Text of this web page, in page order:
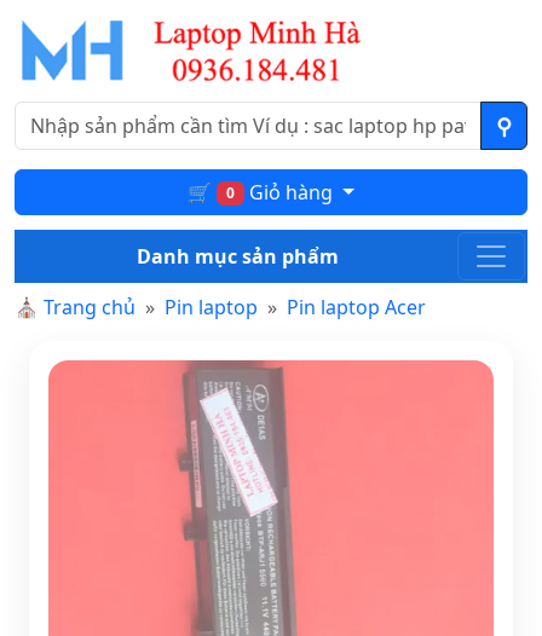
🛒 0 Giỏ hàng
Danh mục sản phẩm
⛪ Trang chủ Pin laptop Pin laptop Acer